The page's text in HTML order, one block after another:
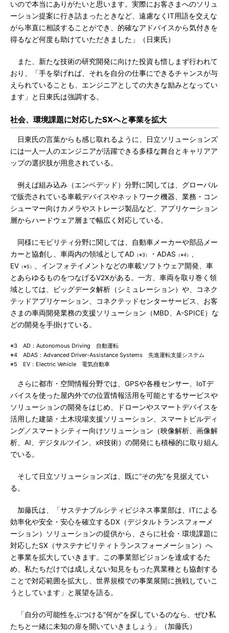
いので本当にありがたいと思います。実際にお客さまへのソリュ
ーション提案に行き詰まったときなど、遠慮なくIT用語を交えな
がら率直に相談することができ、的確なアドバイスから気付きを
得るなど何度も助けていただきました」（日東氏）
また、新たな技術の研究開発に向けた投資も惜しまず行われて
おり、「手を挙げれば、それを自分の仕事にできるチャンスが与
えられていることも、エンジニアとしての大きな励みとなってい
ます」と日東氏は強調する。
社会、環境課題に対応したSXへと事業を拡大
日東氏の言葉からも感じ取れるように、日立ソリューションズ
には一人一人のエンジニアが活躍できる多様な舞台とキャリアア
ップの選択肢が用意されている。
例えば組み込み（エンベデッド）分野に関しては、グローバル
で販売されている車載デバイスやネットワーク機器、業務・コン
シューマー向けカメラやストレージ製品など、アプリケーション
層からハードウェア層まで幅広く対応している。
同様にモビリティ分野に関しては、自動車メーカーや部品メー
カーと協創し、車両内の領域としてAD （※3） ・ADAS （※4）
EV （※5）
、インフォテイメントなどの車載ソフトウェア開発、車
とあらゆるものをつなげるV2Xがある。一方、車両を取り巻く領
域としては、ビッグデータ解析（シミュレーション）や、コネク
テッドアプリケーション、コネクテッドセンターサービス、お客
さまの車両開発業務の支援ソリューション（MBD、A-SPICE）な
どの開発を手掛けている。
※3 AD：Autonomous Driving 自動運転
※4 ADAS：Advanced Driver-Assistance Systems 先進運転支援システム
※5 EV：Electric Vehicle 電気自動車
さらに都市・空間情報分野では、GPSや各種センサー、IoTデ
バイスを使った屋内外での位置情報活用を可能とするサービスや
ソリューションの開発をはじめ、ドローンやスマートデバイスを
活用した建築・土木現場支援ソリューション、スマートビルディ
ング／スマートシティー向けソリューション（映像解析、画像解
析、AI、デジタルツイン、xR技術）の開発にも積極的に取り組ん
でいる。
そして日立ソリューションズは、既に“その先”を見据えてい
る。
加藤氏は、「サステナブルシティビジネス事業部は、ITによる
効率化や安全・安心を確立するDX（デジタルトランスフォーメ
ーション）ソリューションの提供から、さらに社会・環境課題に
対応したSX（サステナビリティトランスフォーメーション）へ
と事業を拡大していきます。この事業部ビジョンを達成するた
め、私たちだけでは成しえない知見をもった異業種とも協創する
ことで対応範囲を拡大し、世界規模での事業展開に挑戦していこ
うとしています」と展望を語る。
「自分の可能性をぶつける“何か”を探しているのなら、ぜひ私
たちと一緒に未知の扉を開いていきましょう」（加藤氏）